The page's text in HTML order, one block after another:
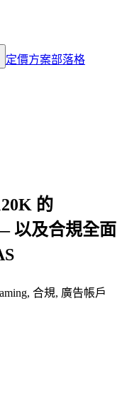
定價方案部落格
的
以及合規全面
合規, 廣告帳戶